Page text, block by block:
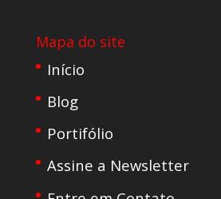
Mapa do site
Início
Blog
Portifólio
Assine a Newsletter